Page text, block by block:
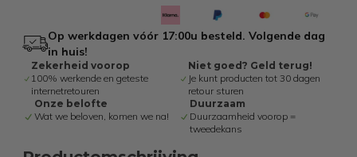
Op werkdagen vóór 17:00u besteld. Volgende dag
in huis!
Zekerheid voorop
100% werkende en geteste
internetretouren
Niet goed? Geld terug!
Je kunt producten tot 30 dagen
retour sturen
Onze belofte
Wat we beloven, komen we na!
Duurzaam
Duurzaamheid voorop =
tweedekans